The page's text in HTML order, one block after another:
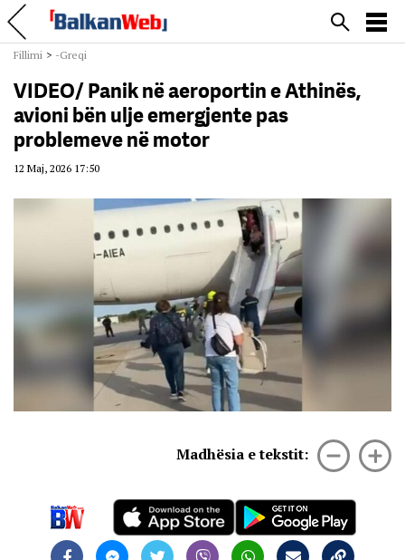
Fillimi > -Greqi
VIDEO/ Panik në aeroportin e Athinës,
avioni bën ulje emergjente pas
problemeve në motor
12 Maj, 2026 17:50
Madhësia e tekstit: